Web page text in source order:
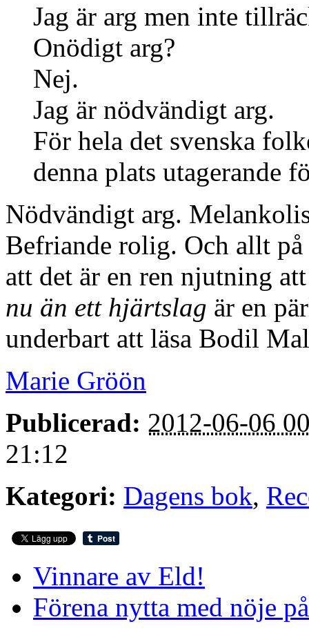
Jag är arg men inte
Onödigt arg?
Nej.
Jag är nödvändigt arg.
För hela det svenska
denna plats utagerande
Nödvändigt arg.
Befriande rolig. Och allt
att det är en ren njutning
nu än ett hjärtslag är en
underbart att läsa Bodil
Marie Gröön
Publicerad: 2012-06-06
21:12
Kategori: Dagens bok,
Vinnare av Eld!
Förena nytta med nöje